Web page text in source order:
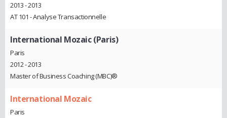
2013 - 2013
AT 101 - Analyse Transactionnelle
International Mozaic (Paris)
Paris
2012 - 2013
Master of Business Coaching (MBC)®
International Mozaic
Paris